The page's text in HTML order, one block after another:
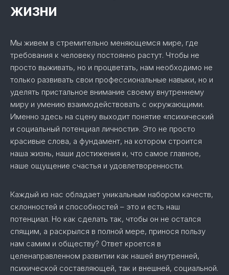
жизни
Мы живем в стремительно меняющемся мире, где
требования к человеку постоянно растут. Чтобы не
просто выживать, но и процветать, нам необходимо не
только развивать свои профессиональные навыки, но и
уделять пристальное внимание своему внутреннему
миру и умению взаимодействовать с окружающими.
Именно здесь на сцену выходит понятие «психический
и социальный потенциал личности». Это не просто
красивые слова, а фундамент, на котором строится
наша жизнь, наши достижения и, что самое главное,
наше ощущение счастья и удовлетворенности.
Каждый из нас обладает уникальным набором качеств,
склонностей и способностей – это и есть наш
потенциал. Но как сделать так, чтобы он не остался
спящим, а раскрылся в полной мере, принося пользу
нам самим и обществу? Ответ кроется в
целенаправленном развитии как нашей внутренней,
психической составляющей, так и внешней, социальной.